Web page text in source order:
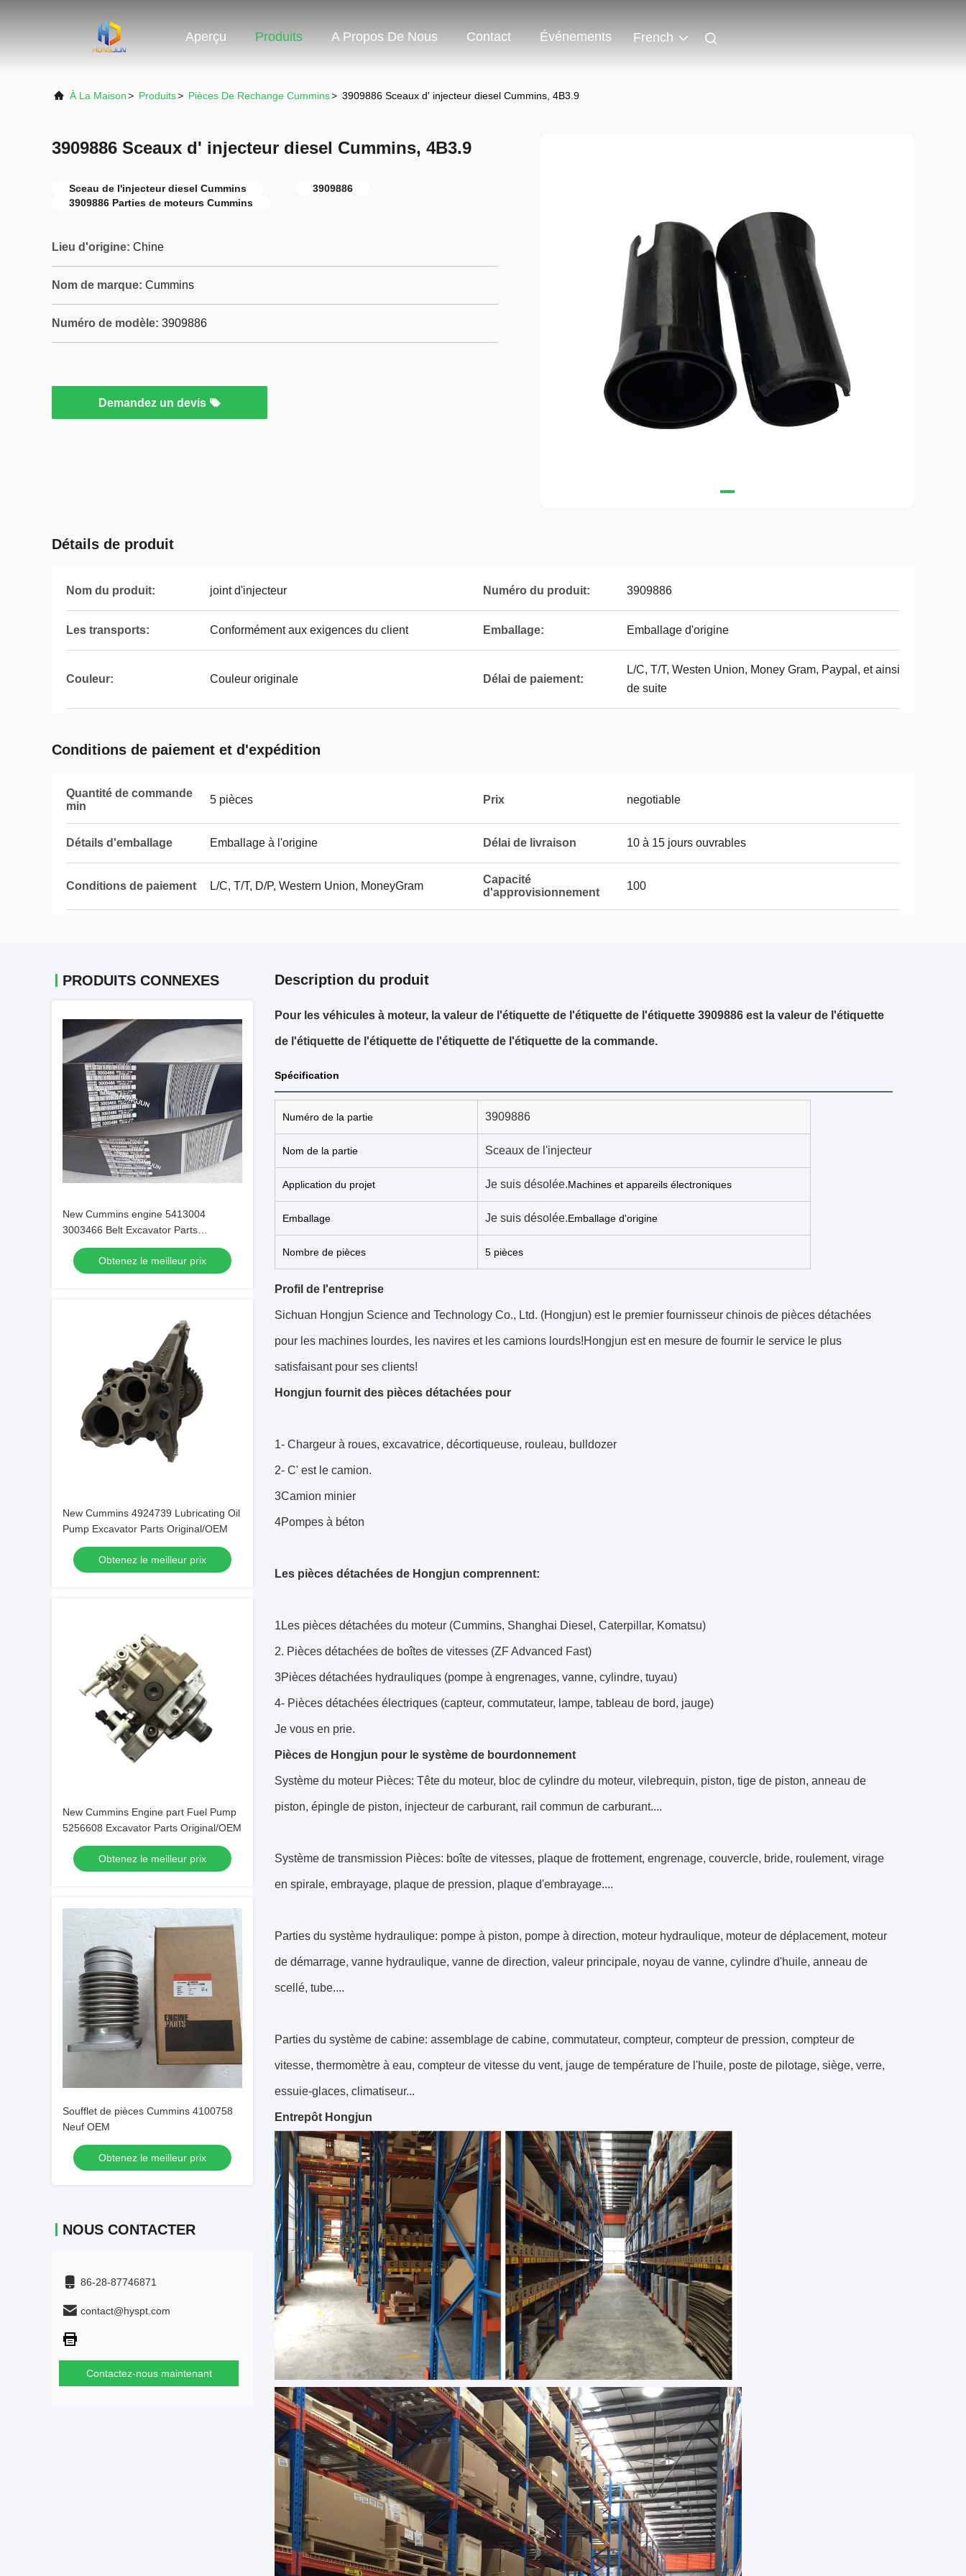
Aperçu Produits A Propos De Nous Contact Événements French
À La Maison> Produits> Pièces De Rechange Cummins> 3909886 Sceaux d' injecteur diesel Cummins, 4B3.9
3909886 Sceaux d' injecteur diesel Cummins, 4B3.9
Sceau de l'injecteur diesel Cummins
3909886
3909886 Parties de moteurs Cummins
Lieu d'origine: Chine
Nom de marque: Cummins
Numéro de modèle: 3909886
Demandez un devis
Détails de produit
Nom du produit: joint d'injecteur Numéro du produit: 3909886
Les transports: Conformément aux exigences du client Emballage: Emballage d'origine
Couleur: Couleur originale Délai de paiement:
L/C, T/T, Westen Union, Money Gram, Paypal, et ainsi
de suite
Conditions de paiement et d'expédition
Quantité de commande
min
5 pièces Prix negotiable
Détails d'emballage Emballage à l'origine Délai de livraison 10 à 15 jours ouvrables
Conditions de paiement L/C, T/T, D/P, Western Union, MoneyGram
Capacité
d'approvisionnement
100
PRODUITS CONNEXES
New Cummins engine 5413004
3003466 Belt Excavator Parts
Original/OEM
Obtenez le meilleur prix
New Cummins 4924739 Lubricating Oil
Pump Excavator Parts Original/OEM
Obtenez le meilleur prix
New Cummins Engine part Fuel Pump
5256608 Excavator Parts Original/OEM
Obtenez le meilleur prix
Soufflet de pièces Cummins 4100758
Neuf OEM
Obtenez le meilleur prix
NOUS CONTACTER
86-28-87746871
contact@hyspt.com
Contactez-nous maintenant
Description du produit
Pour les véhicules à moteur, la valeur de l'étiquette de l'étiquette de l'étiquette 3909886 est la valeur de l'étiquette
de l'étiquette de l'étiquette de l'étiquette de l'étiquette de la commande.
Spécification
Numéro de la partie 3909886
Nom de la partie Sceaux de l'injecteur
Application du projet Je suis désolée.Machines et appareils électroniques
Emballage Je suis désolée.Emballage d'origine
Nombre de pièces 5 pièces
Profil de l'entreprise
Sichuan Hongjun Science and Technology Co., Ltd. (Hongjun) est le premier fournisseur chinois de pièces détachées
pour les machines lourdes, les navires et les camions lourds!Hongjun est en mesure de fournir le service le plus
satisfaisant pour ses clients!
Hongjun fournit des pièces détachées pour
1- Chargeur à roues, excavatrice, décortiqueuse, rouleau, bulldozer
2- C' est le camion.
3Camion minier
4Pompes à béton
Les pièces détachées de Hongjun comprennent:
1Les pièces détachées du moteur (Cummins, Shanghai Diesel, Caterpillar, Komatsu)
2. Pièces détachées de boîtes de vitesses (ZF Advanced Fast)
3Pièces détachées hydrauliques (pompe à engrenages, vanne, cylindre, tuyau)
4- Pièces détachées électriques (capteur, commutateur, lampe, tableau de bord, jauge)
Je vous en prie.
Pièces de Hongjun pour le système de bourdonnement
Système du moteur Pièces: Tête du moteur, bloc de cylindre du moteur, vilebrequin, piston, tige de piston, anneau de
piston, épingle de piston, injecteur de carburant, rail commun de carburant....
Système de transmission Pièces: boîte de vitesses, plaque de frottement, engrenage, couvercle, bride, roulement, virage
en spirale, embrayage, plaque de pression, plaque d'embrayage....
Parties du système hydraulique: pompe à piston, pompe à direction, moteur hydraulique, moteur de déplacement, moteur
de démarrage, vanne hydraulique, vanne de direction, valeur principale, noyau de vanne, cylindre d'huile, anneau de
scellé, tube....
Parties du système de cabine: assemblage de cabine, commutateur, compteur, compteur de pression, compteur de
vitesse, thermomètre à eau, compteur de vitesse du vent, jauge de température de l'huile, poste de pilotage, siège, verre,
essuie-glaces, climatiseur...
Entrepôt Hongjun